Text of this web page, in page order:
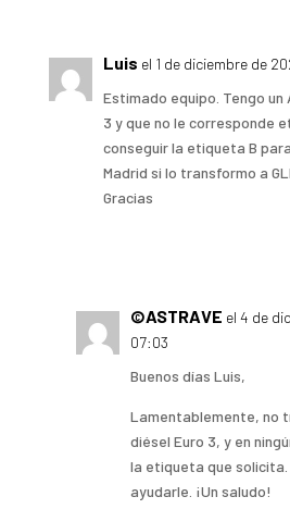
Luis el 1 de diciembre de
Estimado equipo. Tengo un
3 y que no le corresponde
conseguir la etiqueta B
Madrid si lo transformo a
Gracias
©ASTRAVE el 4 de
07:03
Buenos días Luis,
Lamentablemente, no
diésel Euro 3, y en
la etiqueta que
ayudarle. ¡Un saludo!